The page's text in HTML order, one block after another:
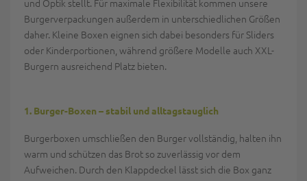
Burgerverpackungen außerdem in unterschiedlichen Größen
daher. Kleine Boxen eignen sich dabei besonders für Sliders
oder Kinderportionen, während größere Modelle auch XXL-
Burgern ausreichend Platz bieten.
1. Burger-Boxen – stabil und alltagstauglich
Burgerboxen umschließen den Burger vollständig, halten ihn
warm und schützen das Brot so zuverlässig vor dem
Aufweichen. Durch den Klappdeckel lässt sich die Box ganz